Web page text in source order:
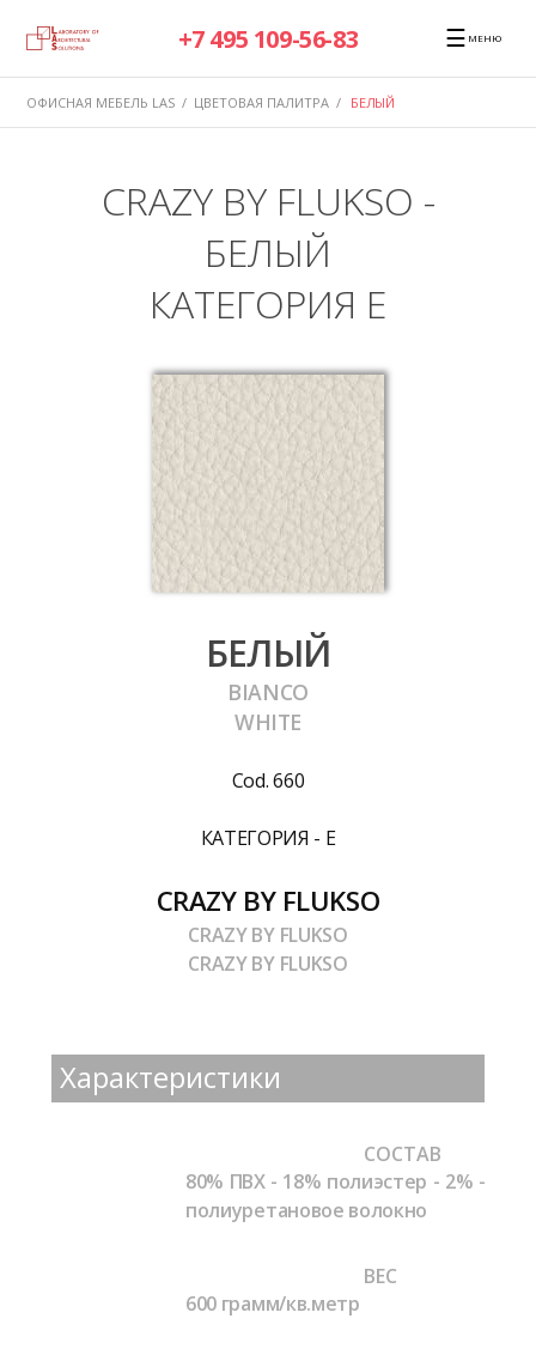
+7 495 109-56-83 ☰ МЕНЮ
ОФИСНАЯ МЕБЕЛЬ LAS / ЦВЕТОВАЯ ПАЛИТРА / БЕЛЫЙ
CRAZY BY FLUKSO -
БЕЛЫЙ
КАТЕГОРИЯ E
БЕЛЫЙ
BIANCO
WHITE
Cod. 660
КАТЕГОРИЯ - E
CRAZY BY FLUKSO
CRAZY BY FLUKSO
CRAZY BY FLUKSO
Характеристики
СОСТАВ
80% ПВХ - 18% полиэстер - 2% -
полиуретановое волокно
ВЕС
600 грамм/кв.метр